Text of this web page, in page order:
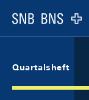
Logo
Quartalsheft